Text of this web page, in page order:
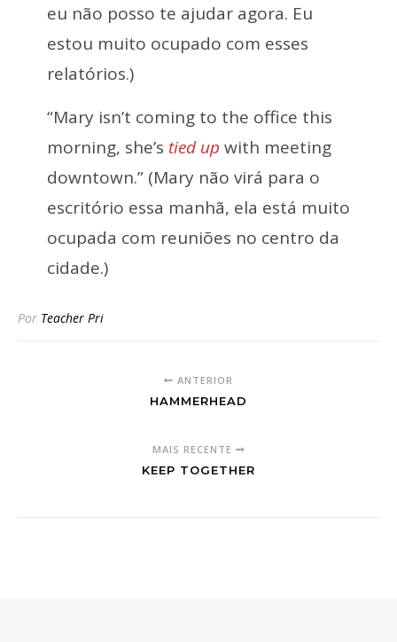
eu não posso te ajudar agora. Eu
estou muito ocupado com esses
relatórios.)
“Mary isn’t coming to the office this
morning, she’s tied up with meeting
downtown.” (Mary não virá para o
escritório essa manhã, ela está muito
ocupada com reuniões no centro da
cidade.)
Por Teacher Pri
ANTERIOR
HAMMERHEAD
MAIS RECENTE
KEEP TOGETHER